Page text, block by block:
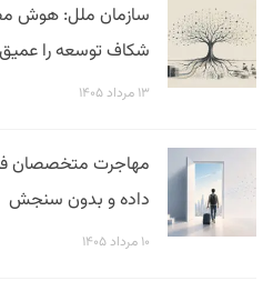
سازمان ملل: هوش
شکاف توسعه را
۱۳ مرداد ۱۴۰۵
مهاجرت متخصصان
داده و بدون سنجش
۱۰ مرداد ۱۴۰۵